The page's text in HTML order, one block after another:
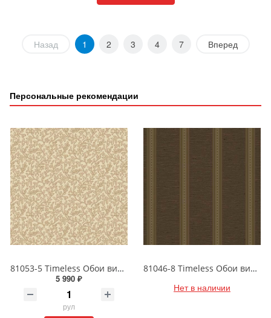
Назад 1 2 3 4 7 Вперед
Персональные рекомендации
81053-5 Timeless Обои виниловые на бумажной основе 1.06*15.5
5 990 ₽
рул
81046-8 Timeless Обои виниловые на бумажной основе 1.06*15.5
Нет в наличии